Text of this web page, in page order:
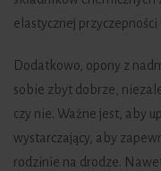
elastycznej
Dodatkowo, opony z
sobie zbyt dobrze,
czy nie. Ważne jest, aby
wystarczający, aby
rodzinie na drodze.